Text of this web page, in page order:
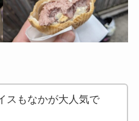
スもなかが大人気で